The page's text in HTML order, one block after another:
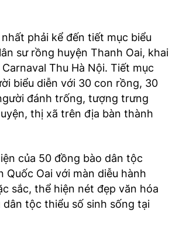
phải kể đến tiết mục biểu
sư rồng huyện Thanh Oai, khai
Thu Hà Nội. Tiết mục
biểu diễn với 30 con rồng, 30
đánh trống, tượng trưng
thị xã trên địa bàn thành
của 50 đồng bào dân tộc
Quốc Oai với màn diễu hành
sắc, thể hiện nét đẹp văn hóa
dân tộc thiểu số sinh sống tại